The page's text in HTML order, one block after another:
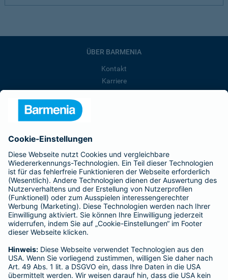
ÜBER BARMENIA
Kontakt
Karriere
Barmenia ist Teil der BarmeniaGothaer
BELIEBTE SEITEN
Kranken-Zusatzversicherung
Tierversicherungen
Haftpflichtversicherung
Hausratversicherung
Adresse ändern
Schaden melden